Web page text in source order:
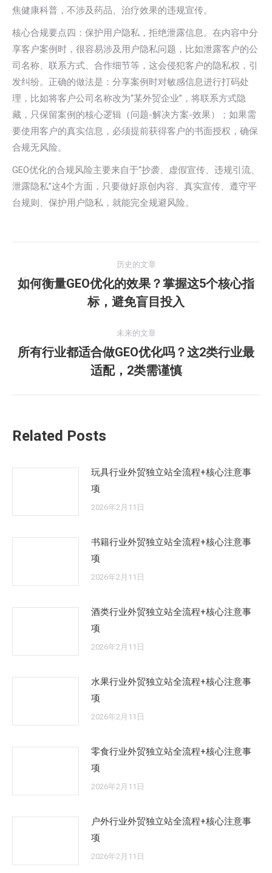
焦健康科普，不涉及药品、治疗效果的违规宣传。
核心合规要点四：保护用户隐私，拒绝泄露信息。在内容中分
享客户案例时，很容易涉及用户隐私问题，比如泄露客户的公
司名称、联系方式、合作细节等，这会侵犯客户的隐私权，引
发纠纷。正确的做法是：分享案例时对敏感信息进行打码处
理，比如将客户公司名称改为“某外贸企业”，将联系方式隐
藏，只保留案例的核心逻辑（问题-解决方案-效果）；如果需
要使用客户的真实信息，必须提前获得客户的书面授权，确保
合规无风险。
GEO优化的合规风险主要来自于“抄袭、虚假宣传、违规引流、
泄露隐私”这4个方面，只要做好原创内容、真实宣传、遵守平
台规则、保护用户隐私，就能完全规避风险。
章
历史的文章
历
史
章：
如何衡量GEO优化的效果？掌握这5个核心指
标，避免盲目投入
未来的文章
未
来
的
所有行业都适合做GEO优化吗？这2类行业最
适配，2类需谨慎
Related Posts
玩具行业外贸独立站全流程+核心注意事
项
2026年2月11日
书籍行业外贸独立站全流程+核心注意事
项
2026年2月11日
酒类行业外贸独立站全流程+核心注意事
项
2026年2月11日
水果行业外贸独立站全流程+核心注意事
项
2026年2月11日
零食行业外贸独立站全流程+核心注意事
项
2026年2月11日
户外行业外贸独立站全流程+核心注意事
项
2026年2月11日